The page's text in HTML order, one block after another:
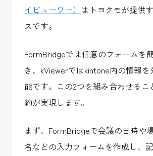
イビューワー） はトヨクモが提供
スです。
FormBridgeでは任意のフォームを
き、kViewerではkintone内の情報
能です。この2つを組み合わせるこ
約が実現します。
まず、FormBridgeで会議の日時や
名などの入力フォームを作成し、